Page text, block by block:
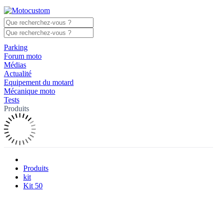
Parking
Forum moto
Médias
Actualité
Equipement du motard
Mécanique moto
Tests
Produits
Produits
kit
Kit 50